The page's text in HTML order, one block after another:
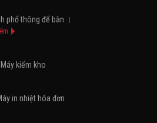
phổ thông để bàn
Máy kiểm kho
in nhiệt hóa đơn